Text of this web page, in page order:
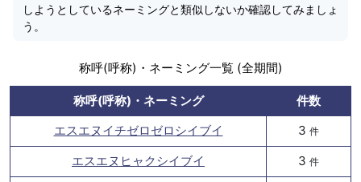
しようとしているネーミングと類似しないか確認してみましょ
う。
称呼(呼称)・ネーミング一覧 (全期間)
称呼(呼称)・ネーミング
件数
エスエヌイチゼロゼロシイブイ
3 件
エスエヌヒャクシイブイ 3 件